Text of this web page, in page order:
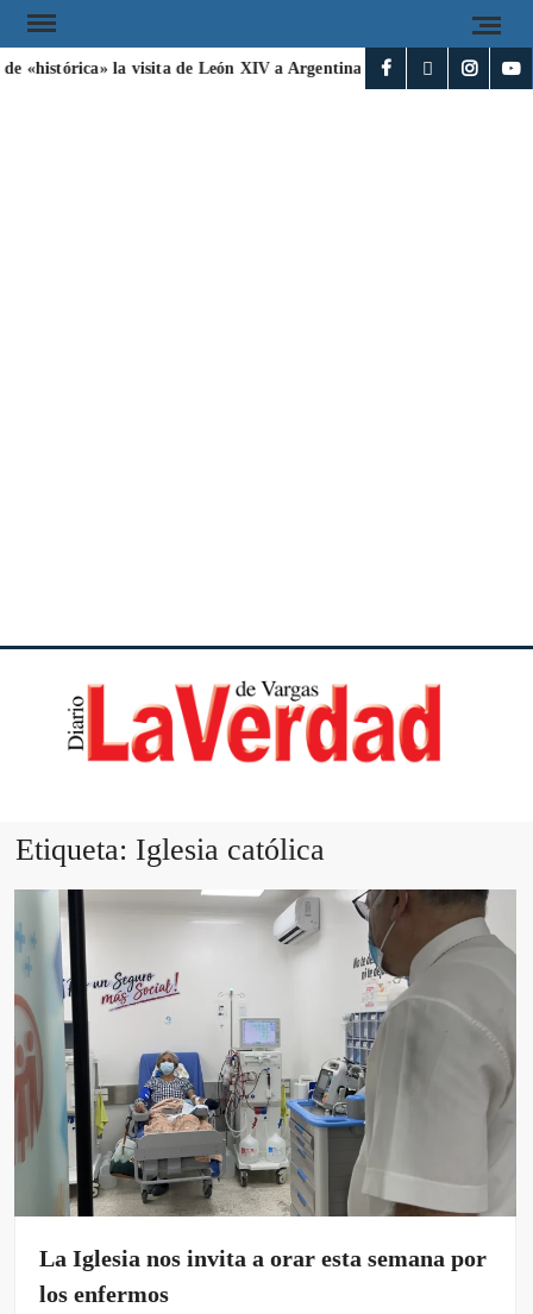
«histórica» la visita de León XIV a Argentina Irán y Omán
Etiqueta: Iglesia católica
La Iglesia nos invita a orar esta semana por
los enfermos